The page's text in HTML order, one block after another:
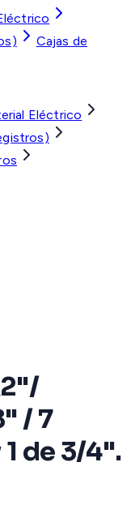
Cajas de
Eléctrico
/ 7
de 3/4".